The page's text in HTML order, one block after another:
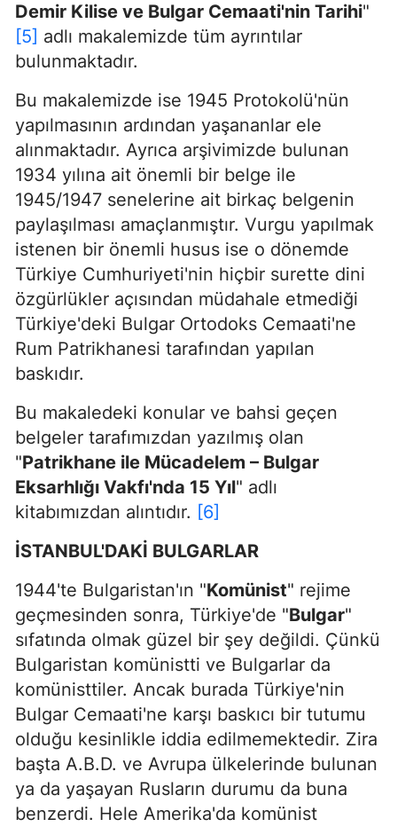
Demir Kilise ve Bulgar Cemaati'nin Tarihi"
[5] adlı makalemizde tüm ayrıntılar
bulunmaktadır.
Bu makalemizde ise 1945 Protokolü'nün
yapılmasının ardından yaşananlar ele
alınmaktadır. Ayrıca arşivimizde bulunan
1934 yılına ait önemli bir belge ile
1945/1947 senelerine ait birkaç belgenin
paylaşılması amaçlanmıştır. Vurgu yapılmak
istenen bir önemli husus ise o dönemde
Türkiye Cumhuriyeti'nin hiçbir surette dini
özgürlükler açısından müdahale etmediği
Türkiye'deki Bulgar Ortodoks Cemaati'ne
Rum Patrikhanesi tarafından yapılan
baskıdır.
Bu makaledeki konular ve bahsi geçen
belgeler tarafımızdan yazılmış olan
"Patrikhane ile Mücadelem – Bulgar
Eksarhlığı Vakfı'nda 15 Yıl" adlı
kitabımızdan alıntıdır. [6]
İSTANBUL'DAKİ BULGARLAR
1944'te Bulgaristan'ın "Komünist" rejime
geçmesinden sonra, Türkiye'de "Bulgar"
sıfatında olmak güzel bir şey değildi. Çünkü
Bulgaristan komünistti ve Bulgarlar da
komünisttiler. Ancak burada Türkiye'nin
Bulgar Cemaati'ne karşı baskıcı bir tutumu
olduğu kesinlikle iddia edilmemektedir. Zira
başta A.B.D. ve Avrupa ülkelerinde bulunan
ya da yaşayan Rusların durumu da buna
benzerdi. Hele Amerika'da komünist